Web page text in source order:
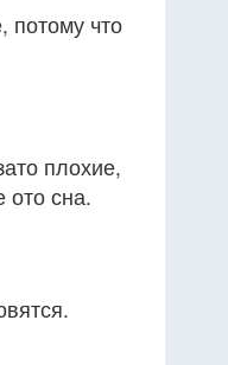
потому что
плохие,
ото сна.